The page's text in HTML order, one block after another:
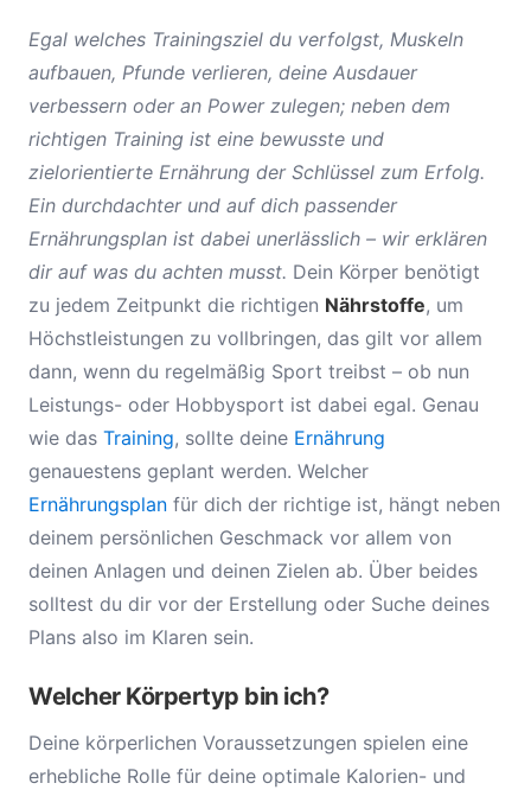
Egal welches Trainingsziel du verfolgst, Muskeln
aufbauen, Pfunde verlieren, deine Ausdauer
verbessern oder an Power zulegen; neben dem
richtigen Training ist eine bewusste und
zielorientierte Ernährung der Schlüssel zum Erfolg.
Ein durchdachter und auf dich passender
Ernährungsplan ist dabei unerlässlich – wir erklären
dir auf was du achten musst. Dein Körper benötigt
zu jedem Zeitpunkt die richtigen Nährstoffe, um
Höchstleistungen zu vollbringen, das gilt vor allem
dann, wenn du regelmäßig Sport treibst – ob nun
Leistungs- oder Hobbysport ist dabei egal. Genau
wie das Training, sollte deine Ernährung
genauestens geplant werden. Welcher
Ernährungsplan für dich der richtige ist, hängt neben
deinem persönlichen Geschmack vor allem von
deinen Anlagen und deinen Zielen ab. Über beides
solltest du dir vor der Erstellung oder Suche deines
Plans also im Klaren sein.
Welcher Körpertyp bin ich?
Deine körperlichen Voraussetzungen spielen eine
erhebliche Rolle für deine optimale Kalorien- und